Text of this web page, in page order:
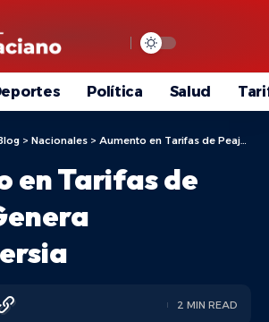
Política Salud
> Nacionales > Aumento en Tarifas de Peajes Genera Controversia
en Tarifas de
2 MIN READ